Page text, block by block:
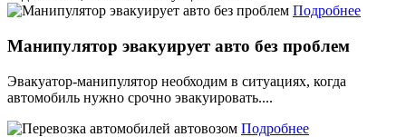
Подробнее
Манипулятор эвакуирует авто без проблем
Эвакуатор-манипулятор необходим в ситуациях, когда
автомобиль нужно срочно эвакуировать....
Подробнее